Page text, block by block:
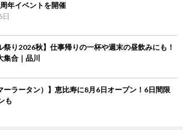
年イベントを開催
祭り2026秋】仕事帰りの一杯や週末の昼飲みにも！
合｜品川
ーラータン）】恵比寿に8月6日オープン！6日間限
も